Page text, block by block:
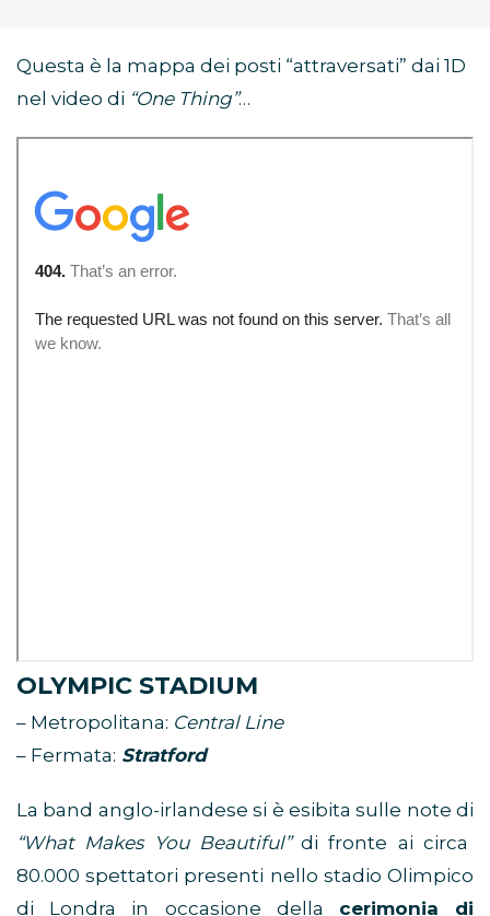
Questa è la mappa dei posti “attraversati” dai 1D
nel video di “One Thing”…
OLYMPIC STADIUM
– Metropolitana: Central Line
– Fermata: Stratford
La band anglo-irlandese si è esibita sulle note di
“What Makes You Beautiful”di fronte ai circa
80.000 spettatori presenti nello stadio Olimpico
di Londra in occasione della cerimonia di